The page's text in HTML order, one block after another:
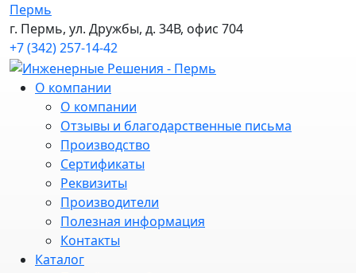
Пермь
г. Пермь, ул. Дружбы, д. 34В, офис 704
+7 (342) 257-14-42
О компании
О компании
Отзывы и благодарственные письма
Производство
Сертификаты
Реквизиты
Производители
Полезная информация
Контакты
Каталог